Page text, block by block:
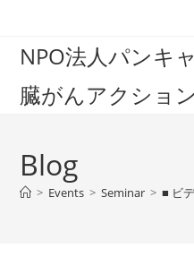
contentNPO法人パンキ
臓がんアクショ
Blog
> Events > Seminar > ■ ビ